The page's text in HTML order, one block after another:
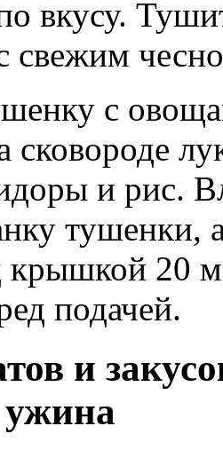
вкусу.
свежим
с
сковороде
и рис.
тушенки,
крышкой 20
подачей.
и
ужина